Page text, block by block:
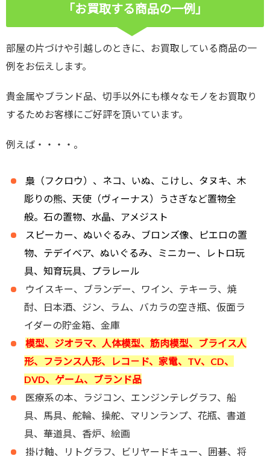
「お買取する商品の一例」
部屋の片づけや引越しのときに、お買取している商品の一
例をお伝えします。
貴金属やブランド品、切手以外にも様々なモノをお買取り
するためお客様にご好評を頂いています。
例えば・・・・。
梟（フクロウ）、ネコ、いぬ、こけし、タヌキ、木
彫りの熊、天使（ヴィーナス）うさぎなど置物全
般。石の置物、水晶、アメジスト
スピーカー、ぬいぐるみ、ブロンズ像、ピエロの置
物、テデイベア、ぬいぐるみ、ミニカー、レトロ玩
具、知育玩具、プラレール
ウイスキー、ブランデー、ワイン、テキーラ、焼
酎、日本酒、ジン、ラム、バカラの空き瓶、仮面ラ
イダーの貯金箱、金庫
模型、ジオラマ、人体模型、筋肉模型、ブライス人
形、フランス人形、レコ－ド、家電、TV、CD、
DVD、ゲーム、ブランド品
医療系の本、ラジコン、エンジンテレグラフ、船
具、馬具、舵輪、操舵、マリンランプ、花瓶、書道
具、華道具、香炉、絵画
掛け軸、リトグラフ、ビリヤードキュー、囲碁、将